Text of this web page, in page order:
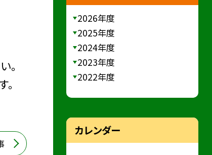
。
2026年度
2025年度
2024年度
2023年度
2022年度
カレンダー